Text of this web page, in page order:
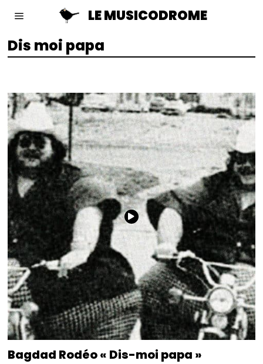
LE MUSICODROME
Dis moi papa
Bagdad Rodéo « Dis-moi papa »